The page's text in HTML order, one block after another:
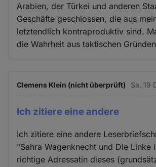
Arabien, der Türkei und anderen
Geschäfte geschlossen, die aus
letztendlich kontraproduktiv sind.
die Wahrheit aus taktischen
Clemens Klein (nicht überprüft) Sa. 19
Ich zitiere eine andere
Ich zitiere eine andere
"Sahra Wagenknecht und Die Linke
richtige Adressatin dieses